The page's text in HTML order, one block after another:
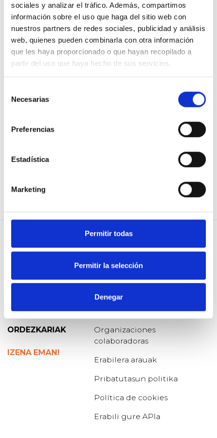
sociales y analizar el tráfico. Además, compartimos
información sobre el uso que haga del sitio web con
nuestros partners de redes sociales, publicidad y análisis
web, quienes pueden combinarla con otra información
que les haya proporcionado o que hayan recopilado a
partir del uso que haya hecho de sus servicios.
Necesarias
Preferencias
Estadística
Marketing
Permitir todas
Permitir la selección
Denegar
2019 Urt. 22
15Apoyos de1500
BABESTU
educación?
2019 Urt. 17
8Apoyos de300
PARTEKATU BABESTU
ERANTZUNAK
ORDEZKARIAK
IZENA EMAN!
Quiénes somos
Gehiago jakin nahi?
Organizaciones
colaboradoras
Erabilera arauak
Pribatutasun politika
Política de cookies
Erabili gure APIa